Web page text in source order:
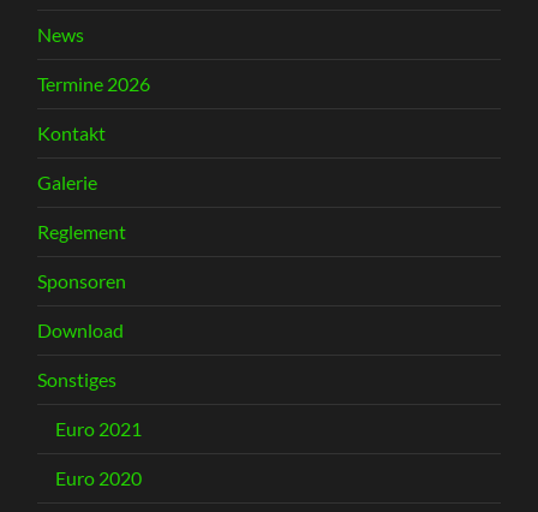
News
Termine 2026
Kontakt
Galerie
Reglement
Sponsoren
Download
Sonstiges
Euro 2021
Euro 2020